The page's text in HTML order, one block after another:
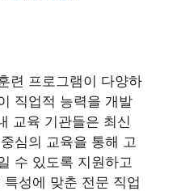
련 프로그램이 다양하
직업적 능력을 개발
교육 기관들은 최신
심의 교육을 통해 고
수 있도록 지원하고
성에 맞춘 전문 직업